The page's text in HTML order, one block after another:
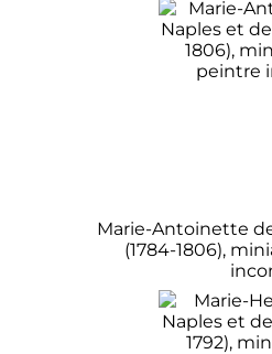
Marie-Antoinette
(1784-1806),